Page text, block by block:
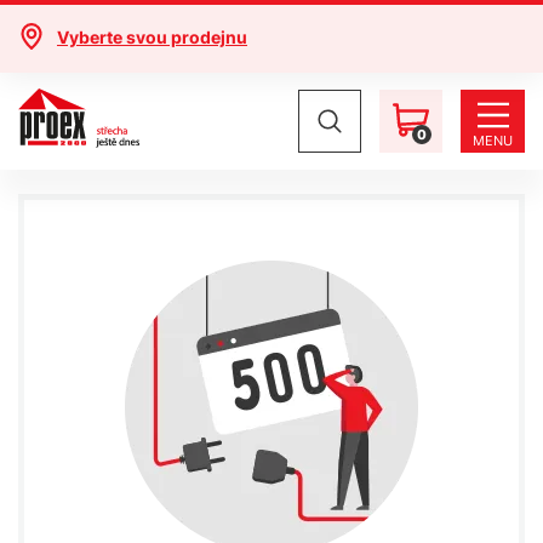
Vyberte svou prodejnu
0 MENU